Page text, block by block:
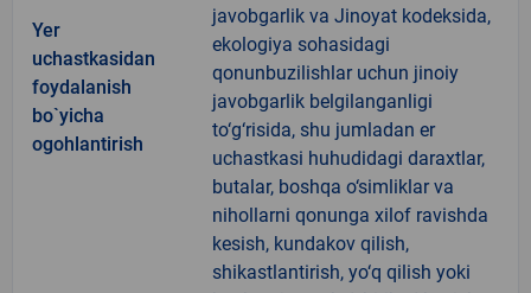
Yer
uchastkasidan
foydalanish
bo`yicha
ogohlantirish
javobgarlik va Jinoyat kodeksida,
ekologiya sohasidagi
qonunbuzilishlar uchun jinoiy
javobgarlik belgilanganligi
to‘g‘risida, shu jumladan er
uchastkasi huhudidagi daraxtlar,
butalar, boshqa o‘simliklar va
nihollarni qonunga xilof ravishda
kesish, kundakov qilish,
shikastlantirish, yo‘q qilish yoki